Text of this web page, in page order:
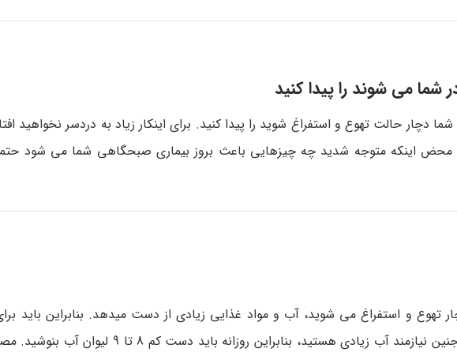
دچار حالت تهوع و استفراغ شوید را پیدا کنید. برای اینکار زیاد به دردسر نخواهید
محض اینکه متوجه شدید چه چیزهایی باعث بروز بیماری صبحگاهی شما می شود
تهوع و استفراغ می شوید، آب و مواد غذایی زیادی از دست میدهد. بنابراین باید
فکری کرد. از آنجایی که هم شما و هم جنین نیازمند آب زیادی هستید،